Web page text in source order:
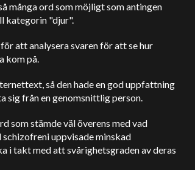
många ord som möjligt som antingen
kategorin "djur".
att analysera svaren för att se hur
kom på.
så den hade en god uppfattning
sig från en genomsnittlig person.
som stämde väl överens med vad
uppvisade minskad
i takt med att svårighetsgraden av deras